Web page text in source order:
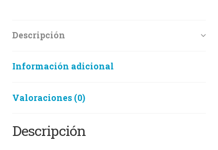
Descripción
Información adicional
Valoraciones (0)
Descripción